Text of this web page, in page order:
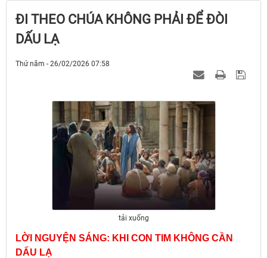
ĐI THEO CHÚA KHÔNG PHẢI ĐỂ ĐÒI
DẤU LẠ
Thứ năm - 26/02/2026 07:58
tải xuống
LỜI NGUYỆN SÁNG: KHI CON TIM KHÔNG CẦN
DẤU LẠ